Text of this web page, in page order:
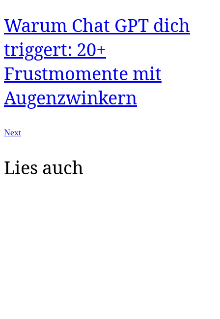
Warum Chat GPT dich
triggert: 20+
Frustmomente mit
Augenzwinkern
Next
Lies auch